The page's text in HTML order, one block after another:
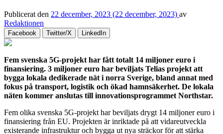
Publicerat den 22 december, 2023 (22 december, 2023) av
Redaktionen
Facebook Twitter/X LinkedIn
Fem svenska 5G-projekt har fått totalt 14 miljoner euro i
finansiering. 3 miljoner euro har beviljats Telias projekt att
bygga lokala dedikerade nät i norra Sverige, bland annat med
fokus på transport, logistik och ökad hamnsäkerhet. De lokala
näten kommer anslutas till innovationsprogrammet Northstar.
Fem olika svenska 5G-projekt har beviljats drygt 14 miljoner euro i
finansiering från EU. Projekten är inriktade på att vidareutveckla
existerande infrastruktur och bygga ut nya sträckor för att stärka